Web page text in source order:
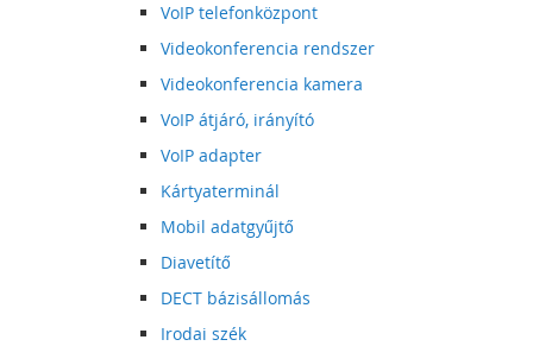
VoIP telefonközpont
Videokonferencia rendszer
Videokonferencia kamera
VoIP átjáró, irányító
VoIP adapter
Kártyaterminál
Mobil adatgyűjtő
Diavetítő
DECT bázisállomás
Irodai szék